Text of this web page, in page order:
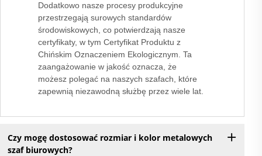
Dodatkowo nasze procesy produkcyjne
przestrzegają surowych standardów
środowiskowych, co potwierdzają nasze
certyfikaty, w tym Certyfikat Produktu z
Chińskim Oznaczeniem Ekologicznym. Ta
zaangażowanie w jakość oznacza, że
możesz polegać na naszych szafach, które
zapewnią niezawodną służbę przez wiele lat.
Czy mogę dostosować rozmiar i kolor metalowych
szaf biurowych?